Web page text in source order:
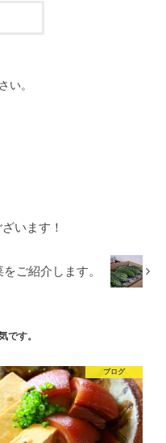
い。
います！
ご紹介します。
です。
ブログ